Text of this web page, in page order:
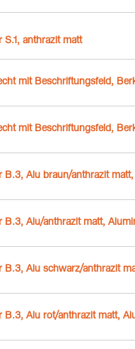
S.1, anthrazit matt
mit Beschriftungsfeld,
mit Beschriftungsfeld,
B.3, Alu braun/anthrazit matt,
B.3, Alu/anthrazit matt,
B.3, Alu schwarz/anthrazit
B.3, Alu rot/anthrazit matt,